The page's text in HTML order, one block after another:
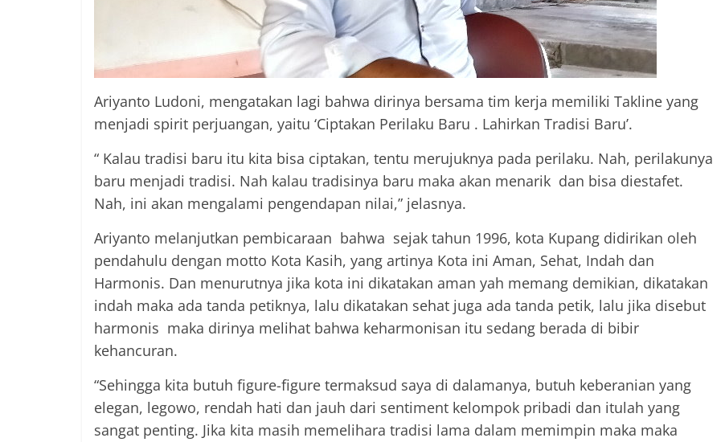
Ariyanto Ludoni, mengatakan lagi bahwa dirinya bersama tim kerja memiliki Takline yang
menjadi spirit perjuangan, yaitu ‘Ciptakan Perilaku Baru . Lahirkan Tradisi Baru’.
“ Kalau tradisi baru itu kita bisa ciptakan, tentu merujuknya pada perilaku. Nah, perilakunya
baru menjadi tradisi. Nah kalau tradisinya baru maka akan menarik dan bisa diestafet.
Nah, ini akan mengalami pengendapan nilai,” jelasnya.
Ariyanto melanjutkan pembicaraan bahwa sejak tahun 1996, kota Kupang didirikan oleh
pendahulu dengan motto Kota Kasih, yang artinya Kota ini Aman, Sehat, Indah dan
Harmonis. Dan menurutnya jika kota ini dikatakan aman yah memang demikian, dikatakan
indah maka ada tanda petiknya, lalu dikatakan sehat juga ada tanda petik, lalu jika disebut
harmonis maka dirinya melihat bahwa keharmonisan itu sedang berada di bibir
kehancuran.
“Sehingga kita butuh figure-figure termaksud saya di dalamanya, butuh keberanian yang
elegan, legowo, rendah hati dan jauh dari sentiment kelompok pribadi dan itulah yang
sangat penting. Jika kita masih memelihara tradisi lama dalam memimpin maka maka